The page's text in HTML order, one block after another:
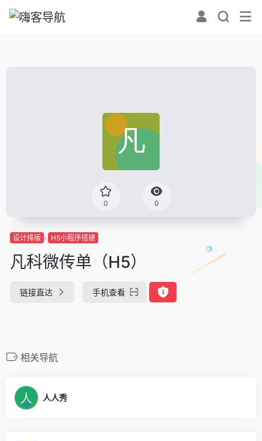
0 0
设计排版 H5小程序搭建
凡科微传单（H5）
链接直达 手机查看
相关导航
人人秀